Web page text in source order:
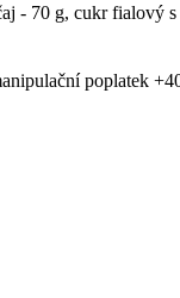
- 70 g, cukr fialový
poplatek